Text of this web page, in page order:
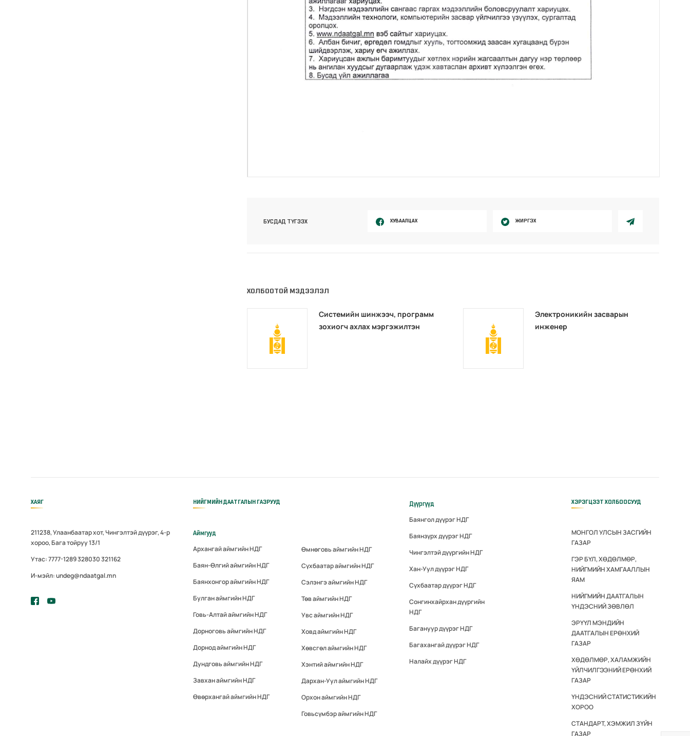
БУСДАД ТҮГЭЭХ ХУВААЛЦАХ ЖИРГЭХ
ХОЛБООТОЙ МЭДЭЭЛЭЛ
Системийн шинжээч, программ
зохиогч ахлах мэргэжилтэн
Электроникийн засварын
инженер
ХАЯГ
211238, Улаанбаатар хот, Чингэлтэй дүүрэг, 4-р
хороо, Бага тойруу 13/1
Утас: 7777-1289 328030 321162
И-мэйл: undeg@ndaatgal.mn
НИЙГМИЙН ДААТГАЛЫН ГАЗРУУД
Аймгууд
Архангай аймгийн НДГ
Баян-Өлгий аймгийн НДГ
Баянхонгор аймгийн НДГ
Булган аймгийн НДГ
Говь-Алтай аймгийн НДГ
Дорноговь аймгийн НДГ
Дорнод аймгийн НДГ
Дундговь аймгийн НДГ
Завхан аймгийн НДГ
Өвөрхангай аймгийн НДГ
Өмнөговь аймгийн НДГ
Сүхбаатар аймгийн НДГ
Сэлэнгэ аймгийн НДГ
Төв аймгийн НДГ
Увс аймгийн НДГ
Ховд аймгийн НДГ
Хөвсгөл аймгийн НДГ
Хэнтий аймгийн НДГ
Дархан-Уул аймгийн НДГ
Орхон аймгийн НДГ
Говьсүмбэр аймгийн НДГ
Дүүргүүд
Баянгол дүүрэг НДГ
Баянзүрх дүүрэг НДГ
Чингэлтэй дүүргийн НДГ
Хан-Уул дүүрэг НДГ
Сүхбаатар дүүрэг НДГ
Сонгинхайрхан дүүргийн
НДГ
Багануур дүүрэг НДГ
Багахангай дүүрэг НДГ
Налайх дүүрэг НДГ
ХЭРЭГЦЭЭТ ХОЛБООСУУД
МОНГОЛ УЛСЫН ЗАСГИЙН
ГАЗАР
ГЭР БҮЛ, ХӨДӨЛМӨР,
НИЙГМИЙН ХАМГААЛЛЫН
ЯАМ
НИЙГМИЙН ДААТГАЛЫН
ҮНДЭСНИЙ ЗӨВЛӨЛ
ЭРҮҮЛ МЭНДИЙН
ДААТГАЛЫН ЕРӨНХИЙ
ГАЗАР
ХӨДӨЛМӨР, ХАЛАМЖИЙН
ҮЙЛЧИЛГЭЭНИЙ ЕРӨНХИЙ
ГАЗАР
ҮНДЭСНИЙ СТАТИСТИКИЙН
ХОРОО
СТАНДАРТ, ХЭМЖИЛ ЗҮЙН
ГАЗАР